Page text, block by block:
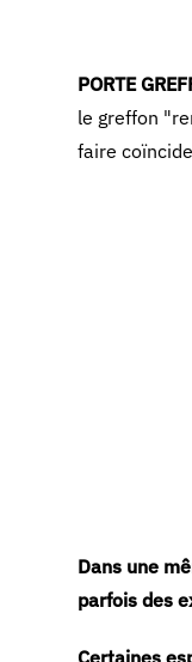
PORTE
le greffon
faire
Dans une
parfois des
Certaines